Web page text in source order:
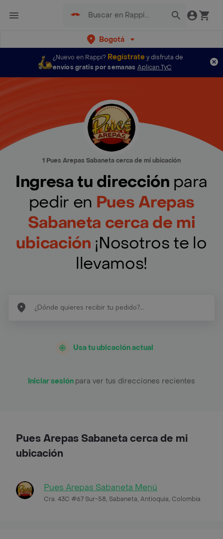
Bogotá
¿Nuevo en Rappi? Regístratey disfruta de
envíos gratis por semanas Aplican TyC
1 Pues Arepas Sabaneta cerca de mi ubicación
Ingresa tu dirección para
pedir en Pues Arepas
Sabaneta cerca de mi
ubicación ¡Nosotros te lo
llevamos!
Usa tu ubicación actual
Iniciar sesión para ver tus direcciones recientes
Pues Arepas Sabaneta cerca de mi
ubicación
Pues Arepas Sabaneta Menú
Cra. 43C #67 Sur-58, Sabaneta, Antioquia, Colombia